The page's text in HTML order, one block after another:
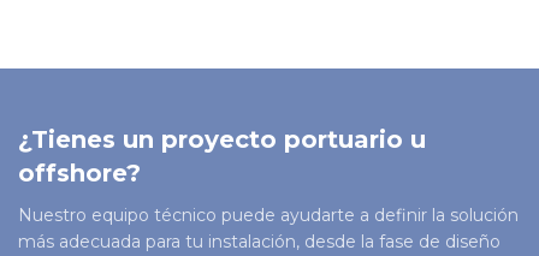
¿Tienes un proyecto portuario u
offshore?
Nuestro equipo técnico puede ayudarte a definir la solución
más adecuada para tu instalación, desde la fase de diseño